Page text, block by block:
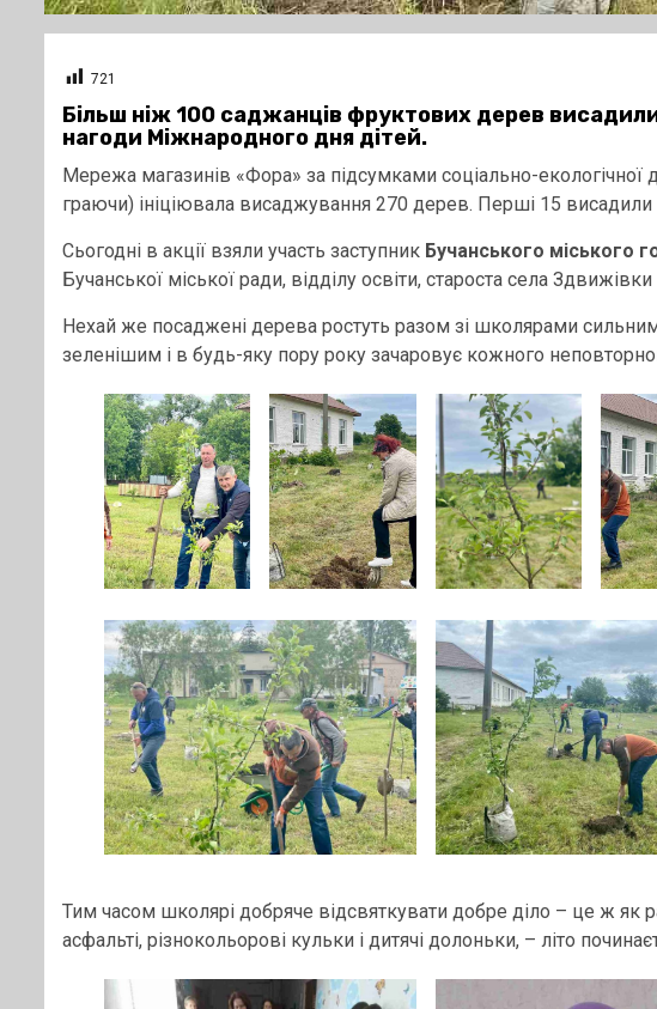
721
Більш ніж 100 саджанців фруктових дерев
нагоди Міжнародного дня дітей.
Мережа магазинів «Фора» за підсумками соціально-екологічної
граючи) ініціювала висаджування 270 дерев. Перші 15 висадили
Сьогодні в акції взяли участь заступник Бучанського міського
Бучанської міської ради, відділу освіти, староста села Здвижівки
Нехай же посаджені дерева ростуть разом зі школярами
зеленішим і в будь-яку пору року зачаровує кожного
Тим часом школярі добряче відсвяткувати добре діло – це ж
асфальті, різнокольорові кульки і дитячі долоньки, – літо